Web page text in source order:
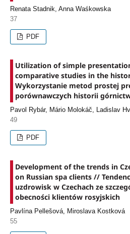
Renata Stadnik, Anna Waśkowska
37
PDF
Utilization of simple
comparative studies in the
Wykorzystanie metod prostej
porównawczych historii
Pavol Rybár, Mário Molokáč, Ladislav
49
PDF
Development of the trends in
on Russian spa clients //
uzdrowisk w Czechach ze
obecności klientów rosyjskich
Pavlína Pellešová, Miroslava Kostková
55